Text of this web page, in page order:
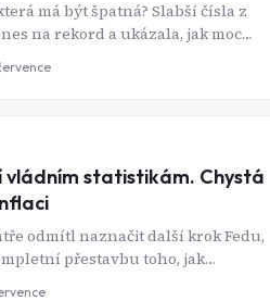
má být špatná? Slabší čísla z
na rekord a ukázala, jak moc
hráč - Fed.
vládním statistikám. Chystá
odmítl naznačit další krok Fedu,
přestavbu toho, jak
inflaci.